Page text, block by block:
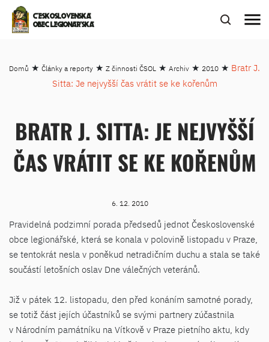
ČESKOSLOVENSKÁ
OBEC LEGIONÁŘSKÁ
menu
Domů ★ Články a reporty ★ Z činnosti ČSOL ★ Archiv ★ 2010 ★ Bratr J.
Sitta: Je nejvyšší čas vrátit se ke kořenům
BRATR J. SITTA: JE NEJVYŠŠÍ
ČAS VRÁTIT SE KE KOŘENŮM
6. 12. 2010
Pravidelná podzimní porada předsedů jednot Československé
obce legionářské, která se konala v polovině listopadu v Praze,
se tentokrát nesla v poněkud netradičním duchu a stala se také
součástí letošních oslav Dne válečných veteránů.
Již v pátek 12. listopadu, den před konáním samotné porady,
se totiž část jejích účastníků se svými partnery zúčastnila
v Národním památníku na Vítkově v Praze pietního aktu, kdy